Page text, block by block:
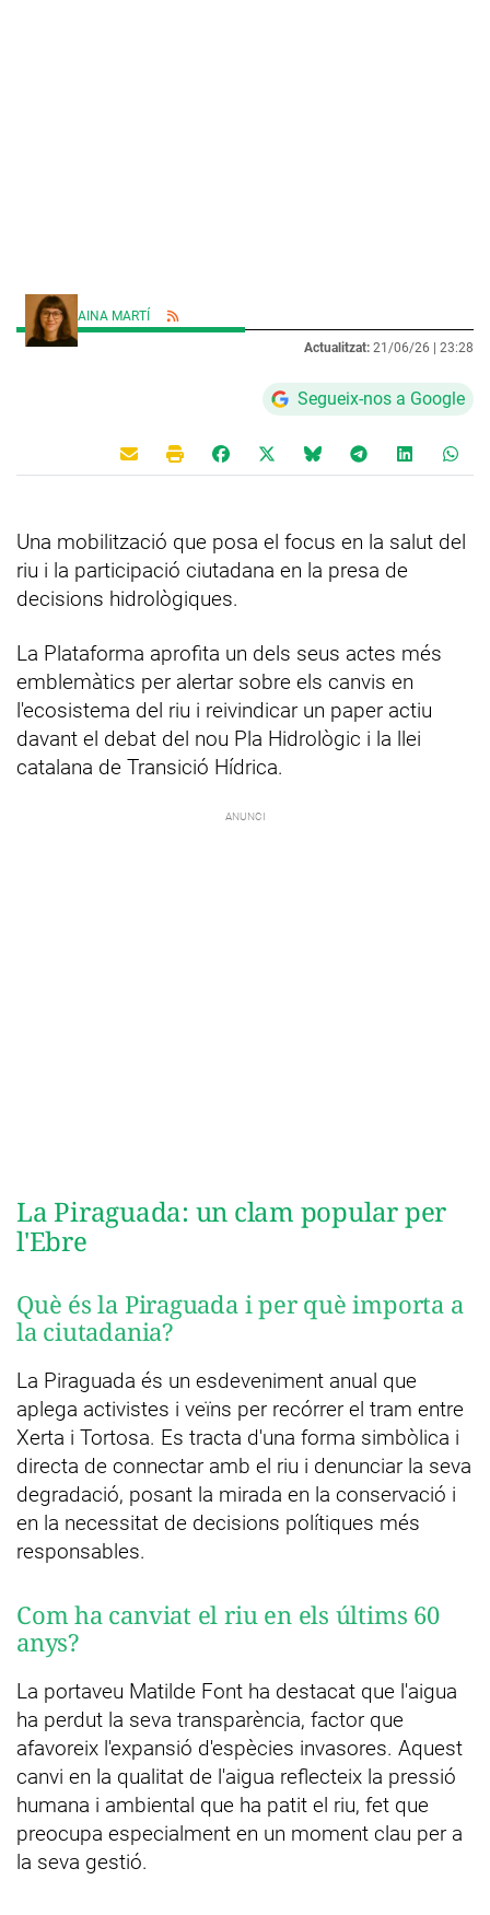
AINA MARTÍ
Actualitzat: 21/06/26 | 23:28
Segueix-nos a Google
Una mobilització que posa el focus en la salut del
riu i la participació ciutadana en la presa de
decisions hidrològiques.
La Plataforma aprofita un dels seus actes més
emblemàtics per alertar sobre els canvis en
l'ecosistema del riu i reivindicar un paper actiu
davant el debat del nou Pla Hidrològic i la llei
catalana de Transició Hídrica.
La Piraguada: un clam popular per
l'Ebre
Què és la Piraguada i per què importa a
la ciutadania?
La Piraguada és un esdeveniment anual que
aplega activistes i veïns per recórrer el tram entre
Xerta i Tortosa. Es tracta d'una forma simbòlica i
directa de connectar amb el riu i denunciar la seva
degradació, posant la mirada en la conservació i
en la necessitat de decisions polítiques més
responsables.
Com ha canviat el riu en els últims 60
anys?
La portaveu Matilde Font ha destacat que l'aigua
ha perdut la seva transparència, factor que
afavoreix l'expansió d'espècies invasores. Aquest
canvi en la qualitat de l'aigua reflecteix la pressió
humana i ambiental que ha patit el riu, fet que
preocupa especialment en un moment clau per a
la seva gestió.